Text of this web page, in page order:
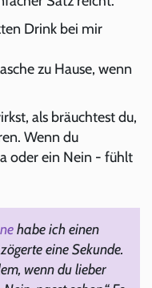
Drink bei mir
zu Hause, wenn
als bräuchtest du,
Wenn du
oder ein Nein - fühlt
habe ich einen
eine Sekunde.
wenn du lieber